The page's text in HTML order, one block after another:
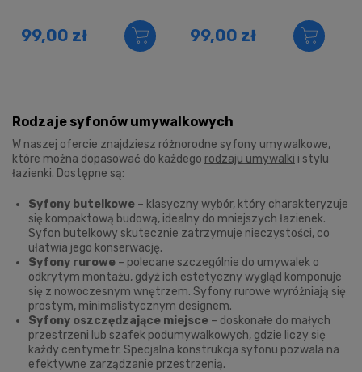
99,00 zł 99,00 zł
Rodzaje syfonów umywalkowych
W naszej ofercie znajdziesz różnorodne syfony umywalkowe,
które można dopasować do każdego rodzaju umywalki i stylu
łazienki. Dostępne są:
Syfony butelkowe – klasyczny wybór, który charakteryzuje
się kompaktową budową, idealny do mniejszych łazienek.
Syfon butelkowy skutecznie zatrzymuje nieczystości, co
ułatwia jego konserwację.
Syfony rurowe – polecane szczególnie do umywalek o
odkrytym montażu, gdyż ich estetyczny wygląd komponuje
się z nowoczesnym wnętrzem. Syfony rurowe wyróżniają się
prostym, minimalistycznym designem.
Syfony oszczędzające miejsce – doskonałe do małych
przestrzeni lub szafek podumywalkowych, gdzie liczy się
każdy centymetr. Specjalna konstrukcja syfonu pozwala na
efektywne zarządzanie przestrzenią.